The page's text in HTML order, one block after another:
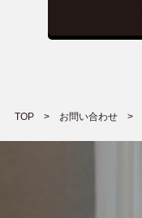
TOP お問い合わせ